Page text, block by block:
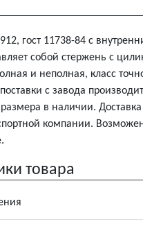
гост 11738-84 с
собой стержень с
и неполная, класс
с завода
в наличии.
компании.
товара